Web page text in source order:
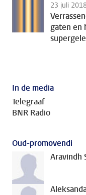
23 juli
gaten en
In de media
Telegraaf
BNR Radio
Oud-promovendi
Aravindh